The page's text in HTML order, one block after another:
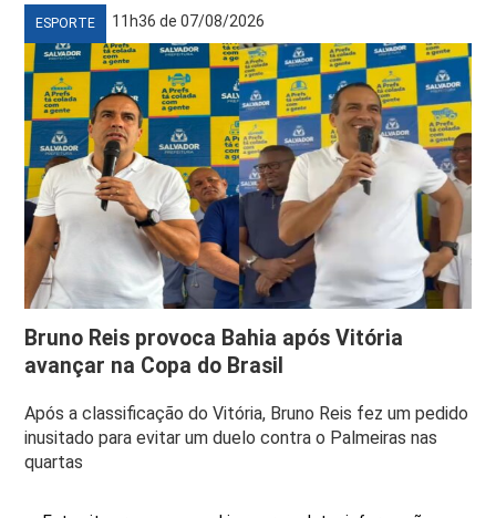
ESPORTE 11h36 de 07/08/2026
Bruno Reis provoca Bahia após Vitória
avançar na Copa do Brasil
Após a classificação do Vitória, Bruno Reis fez um pedido
inusitado para evitar um duelo contra o Palmeiras nas
quartas